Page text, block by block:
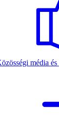
média